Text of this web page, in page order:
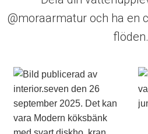
@moraarmatur och ha en
flöden.